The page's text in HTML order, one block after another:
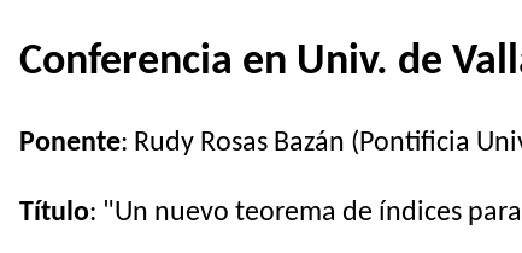
Conferencia en Univ. de
Ponente: Rudy Rosas Bazán (Pontificia
Título: "Un nuevo teorema de índices